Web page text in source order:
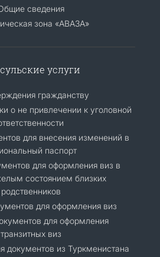
сведения
зона «АВАЗА»
услуги
гражданству
о не привлечении к уголовной
для внесения изменений в
паспорт
для оформления виз в
состоянием близких
родственников
для оформления виз
для оформления
транзитных виз
документов из Туркменистана